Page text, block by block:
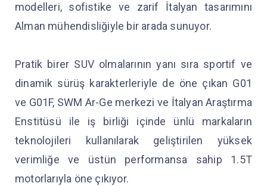
modelleri, sofistike ve zarif İtalyan tasarımını
Alman mühendisliğiyle bir arada sunuyor.
Pratik birer SUV olmalarının yanı sıra sportif ve
dinamik sürüş karakterleriyle de öne çıkan G01
ve G01F, SWM Ar-Ge merkezi ve İtalyan Araştırma
Enstitüsü ile iş birliği içinde ünlü markaların
teknolojileri kullanılarak geliştirilen yüksek
verimliğe ve üstün performansa sahip 1.5T
motorlarıyla öne çıkıyor.